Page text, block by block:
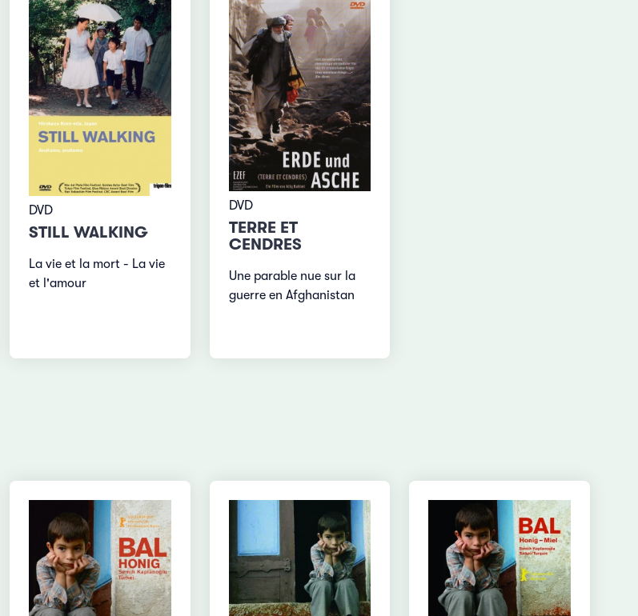
DVD
STILL WALKING
La vie et la mort - La vie
et l'amour
DVD
TERRE ET
CENDRES
Une parable nue sur la
guerre en Afghanistan